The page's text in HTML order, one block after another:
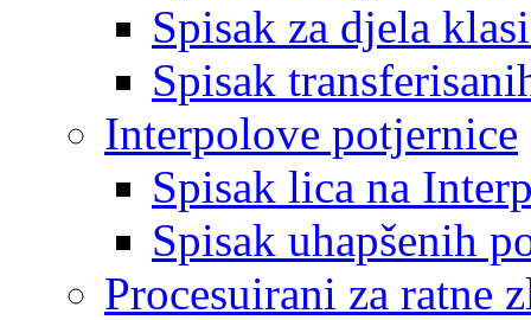
Spisak za djela
Spisak
Interpolove potjernice
Spisak lica na
Spisak uhapšenih
Procesuirani za ratne